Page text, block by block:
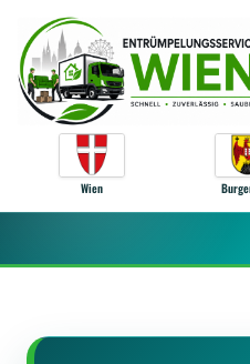
Zum Inhalt springen
Wien